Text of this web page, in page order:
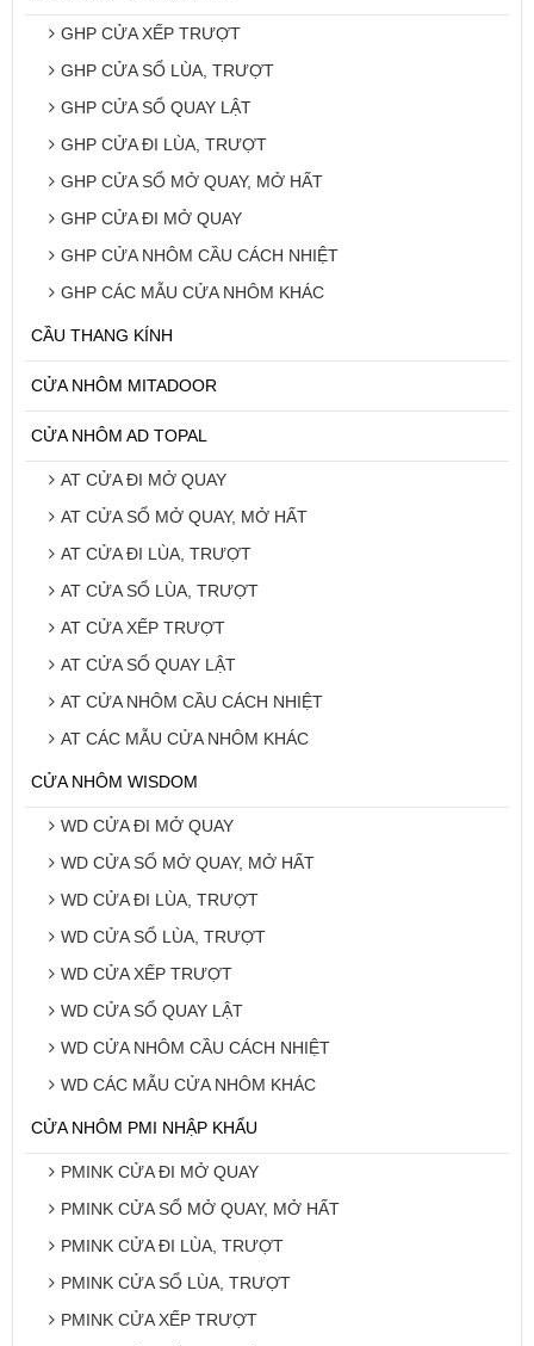
GHP CỬA XẾP TRƯỢT
GHP CỬA SỔ LÙA, TRƯỢT
GHP CỬA SỔ QUAY LẬT
GHP CỬA ĐI LÙA, TRƯỢT
GHP CỬA SỔ MỞ QUAY, MỞ HẤT
GHP CỬA ĐI MỞ QUAY
GHP CỬA NHÔM CẦU CÁCH NHIỆT
GHP CÁC MẪU CỬA NHÔM KHÁC
CẦU THANG KÍNH
CỬA NHÔM MITADOOR
CỬA NHÔM AD TOPAL
AT CỬA ĐI MỞ QUAY
AT CỬA SỔ MỞ QUAY, MỞ HẤT
AT CỬA ĐI LÙA, TRƯỢT
AT CỬA SỔ LÙA, TRƯỢT
AT CỬA XẾP TRƯỢT
AT CỬA SỔ QUAY LẬT
AT CỬA NHÔM CẦU CÁCH NHIỆT
AT CÁC MẪU CỬA NHÔM KHÁC
CỬA NHÔM WISDOM
WD CỬA ĐI MỞ QUAY
WD CỬA SỔ MỞ QUAY, MỞ HẤT
WD CỬA ĐI LÙA, TRƯỢT
WD CỬA SỔ LÙA, TRƯỢT
WD CỬA XẾP TRƯỢT
WD CỬA SỔ QUAY LẬT
WD CỬA NHÔM CẦU CÁCH NHIỆT
WD CÁC MẪU CỬA NHÔM KHÁC
CỬA NHÔM PMI NHẬP KHẨU
PMINK CỬA ĐI MỞ QUAY
PMINK CỬA SỔ MỞ QUAY, MỞ HẤT
PMINK CỬA ĐI LÙA, TRƯỢT
PMINK CỬA SỔ LÙA, TRƯỢT
PMINK CỬA XẾP TRƯỢT